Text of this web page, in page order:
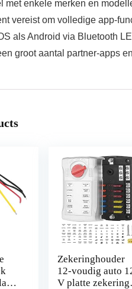
met enkele merken en
vereist om volledige app-
als Android via Bluetooth
groot aantal partner-apps
Zekeringhouder
12-voudig auto
V platte